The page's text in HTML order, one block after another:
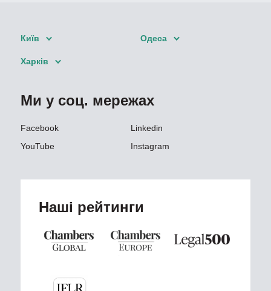
Київ Одеса
Харків
Ми у соц. мережах
Facebook
Linkedin
YouTube
Instagram
Наші рейтинги